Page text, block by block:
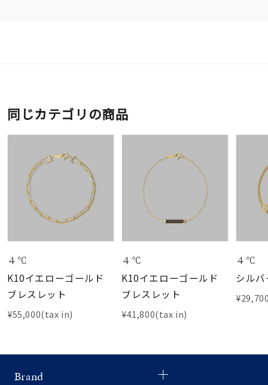
同じカテゴリの商品
４℃
K10イエローゴールド
ブレスレット
¥55,000(tax in)
４℃
K10イエローゴールド
ブレスレット
¥41,800(tax in)
４℃
シル
Brand